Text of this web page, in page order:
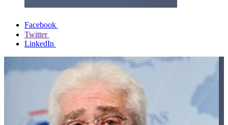
Facebook
Twitter
LinkedIn